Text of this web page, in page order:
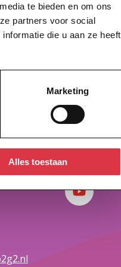
te bieden en om ons
partners voor social
die u aan ze heeft
Marketing
Alles toestaanVolg ons
YouTube